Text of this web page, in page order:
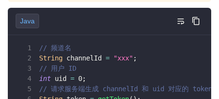
Java
// 频道名
String channelId = "xxx" ;
// 用户 ID
int uid = 0;
// 请求服务端生成 channelId 和 uid 对应的 token